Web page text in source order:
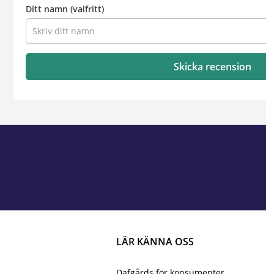
Ditt namn (valfritt)
Skicka recension
LÄR KÄNNA OSS